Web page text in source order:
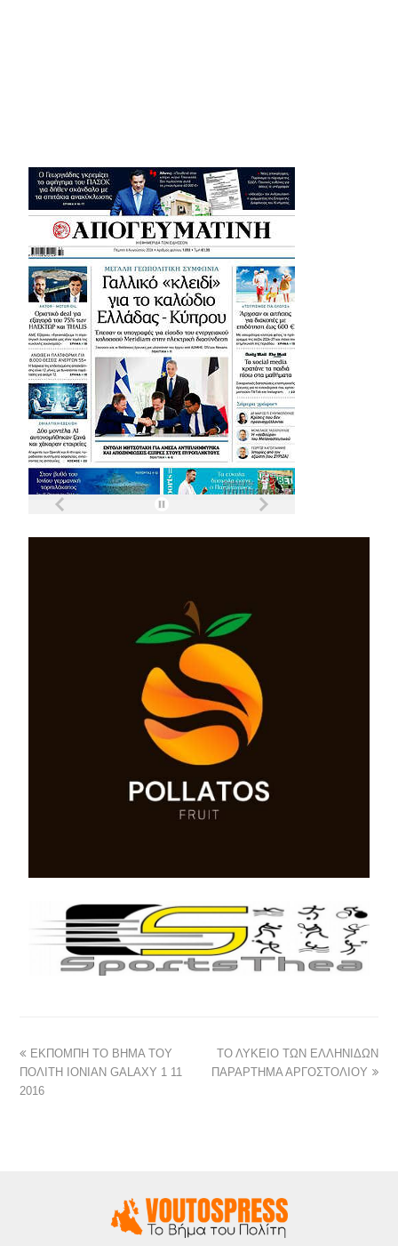
ΕΚΠΟΜΠΗ ΤΟ ΒΗΜΑ ΤΟΥ
ΠΟΛΙΤΗ IONIAN GALAXY 1 11
2016
ΤΟ ΛΥΚΕΙΟ ΤΩΝ ΕΛΛΗΝΙΔΩΝ
ΠΑΡΑΡΤΗΜΑ ΑΡΓΟΣΤΟΛΙΟΥ